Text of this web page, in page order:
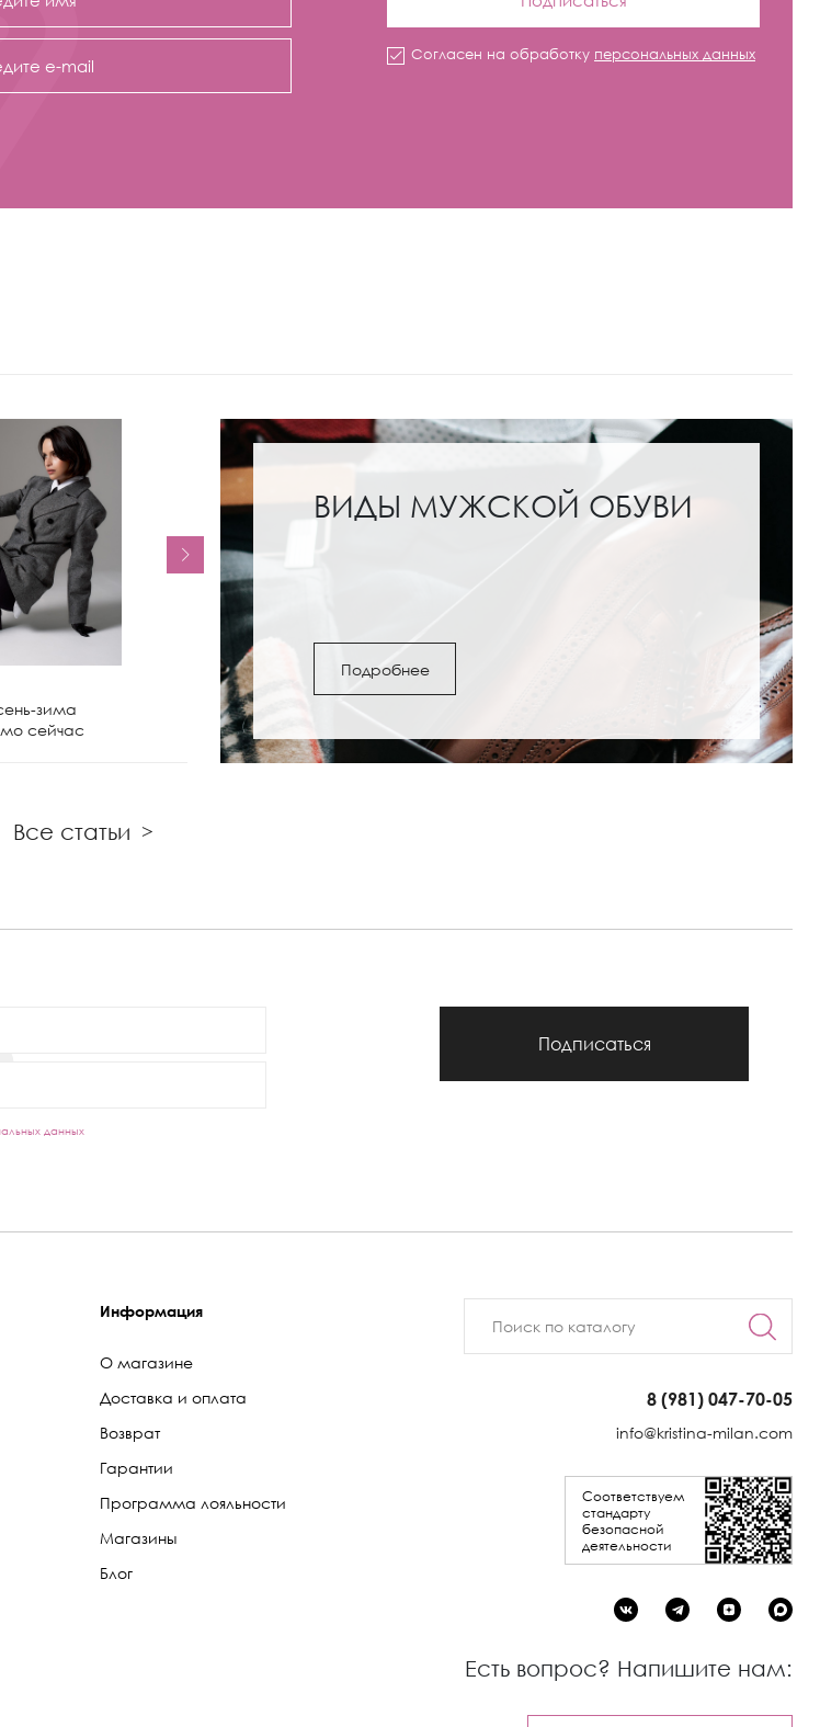
Согласен на обработку персональных данных
зима
сейчас
Женские сапоги и полусапожки: с
чем носить и как выбрать
Обувь под женские
ВИДЫ МУЖСКОЙ ОБУВИ
Подробнее
Все статьи >
данных
Подписаться
Информация
О магазине
Доставка и оплата
Возврат
Гарантии
Программа лояльности
Магазины
Блог
8 (981) 047-70-05
info@kristina-milan.com
Соответствуем
стандарту
безопасной
деятельности
Есть вопрос? Напишите нам: